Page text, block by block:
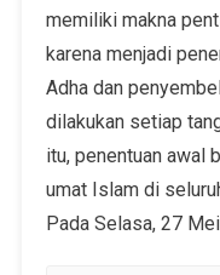
memiliki makna
karena menjadi
Adha dan
dilakukan setiap
itu, penentuan awal
umat Islam di
Pada Selasa, 27